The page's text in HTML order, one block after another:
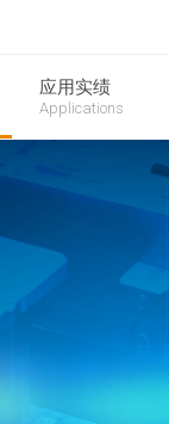
应用实绩
Applications